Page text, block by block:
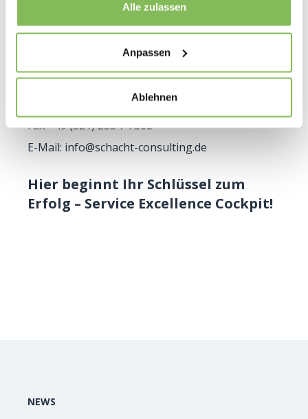
Alle zulassen
Anpassen
Ablehnen
Kontaktieren Sie uns, es lohnt sich!
70771 Leinfelden-EchterdingenTel. +49 (151) 153
Fax +49 (321) 253 74 308
E-Mail: info@schacht-consulting.de
Hier beginnt Ihr Schlüssel zum
Erfolg – Service Excellence Cockpit!
NEWS